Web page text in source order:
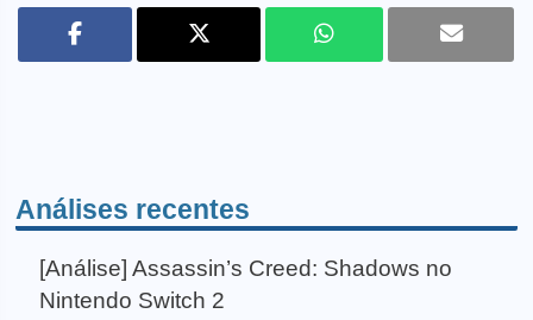
Análises recentes
[Análise] Assassin’s Creed: Shadows no
Nintendo Switch 2